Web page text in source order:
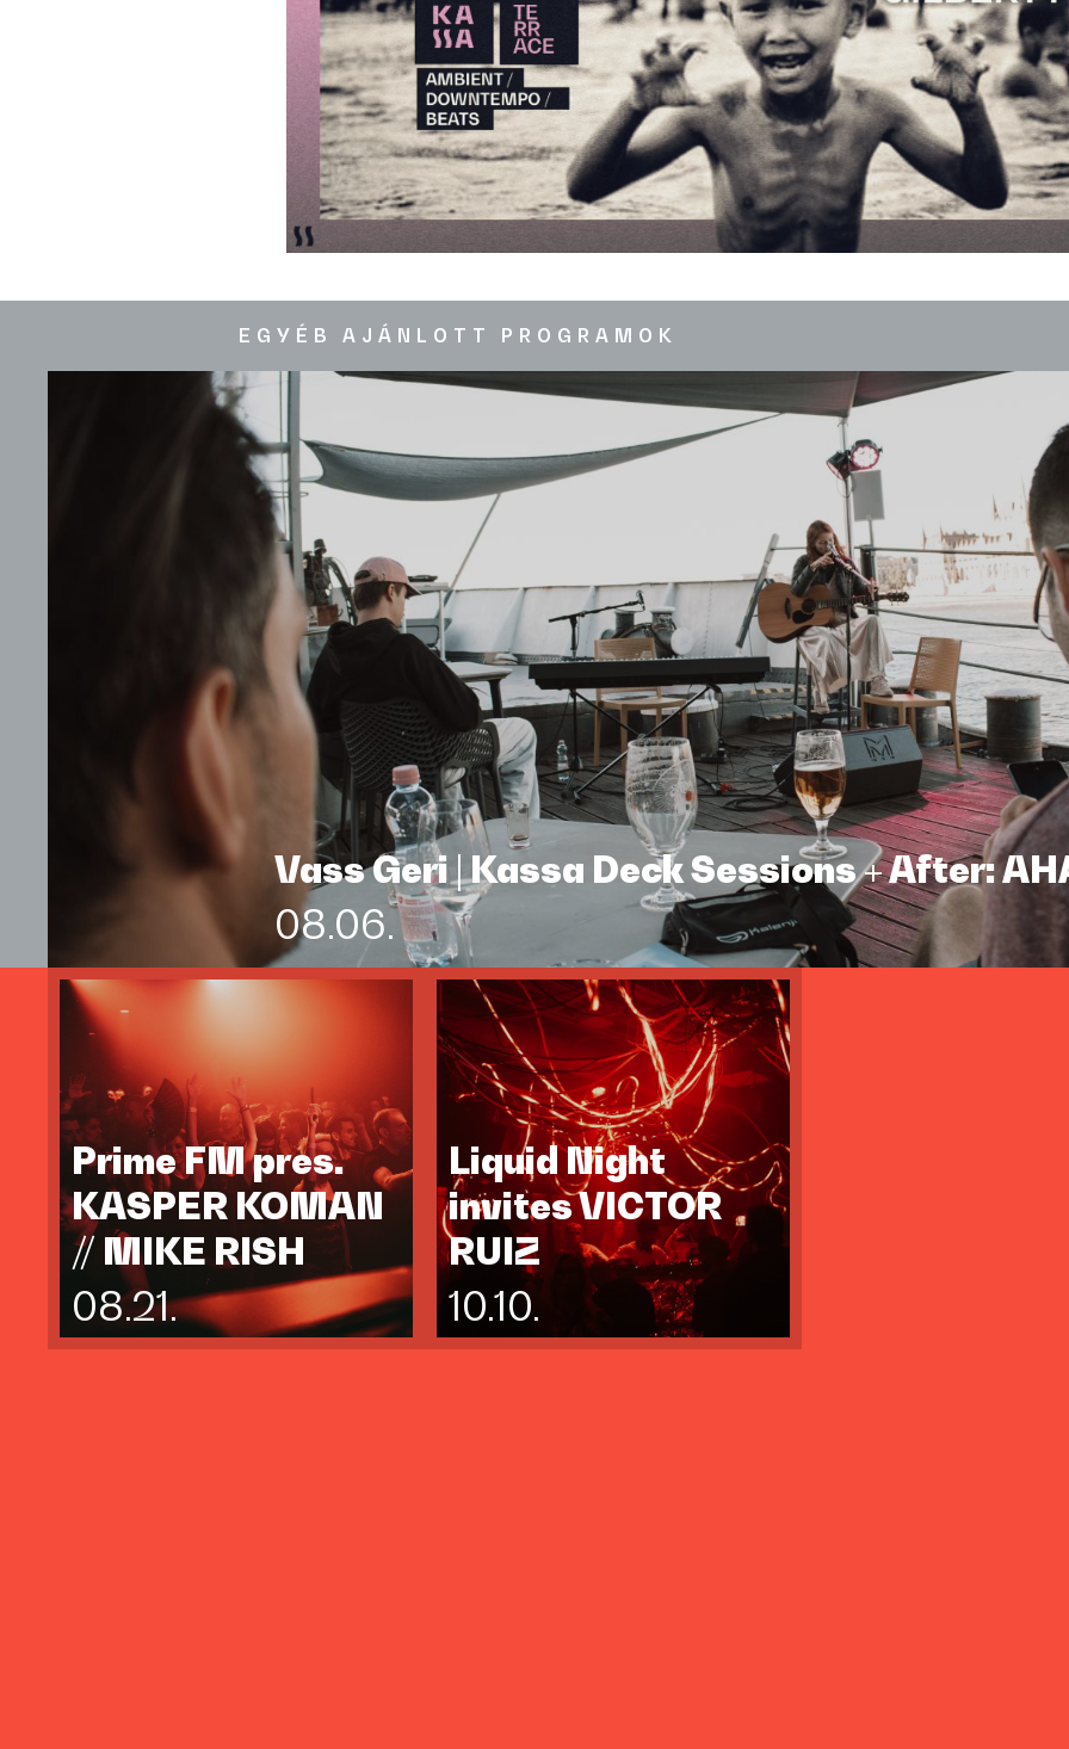
EGYÉB AJÁNLOTT PROGRAMOK
Vass Geri | Kassa Deck Sessions + After:
08.06.
Prime FM pres.
KASPER KOMAN
// MIKE RISH
08.21.
Liquid Night
invites VICTOR
RUIZ
10.10.